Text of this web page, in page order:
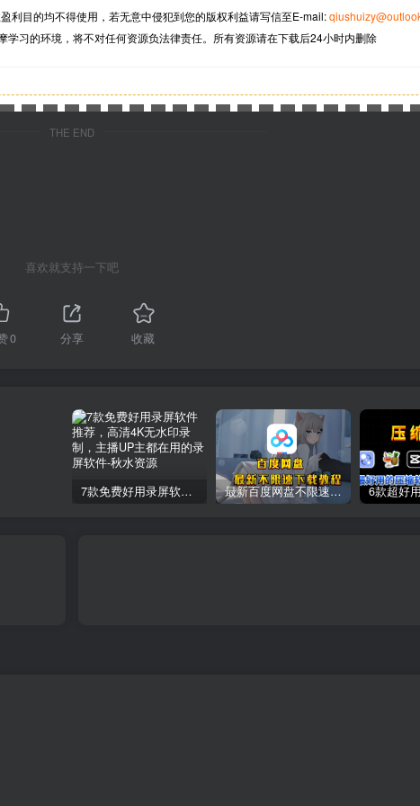
利目的均不得使用，若无意中侵犯到您的版权利益请写信至E-mail:
学习的环境，将不对任何资源负法律责任。所有资源请在下载后24小时内删除
THE END
喜欢就支持一下吧
0 分享 收藏
7款免费好用录屏软件推荐，高清4K无水印录制，主播UP主都在用的录屏软件 最新百度网盘不限速下载教程